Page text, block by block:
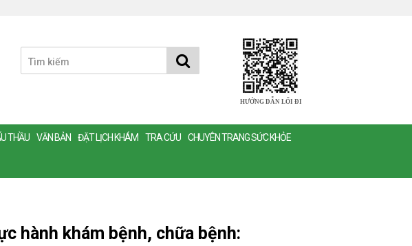
HƯỚNG DẪN LỐI ĐI
THẦU VĂN BẢN ĐẶT LỊCH KHÁM TRA CỨU CHUYÊN TRANG SỨC KHỎE
hành khám bệnh, chữa bệnh: